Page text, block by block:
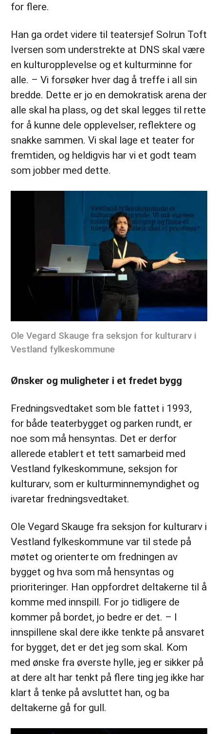
for flere.
Han ga ordet videre til teatersjef Solrun Toft
Iversen som understrekte at DNS skal være
en kulturopplevelse og et kulturminne for
alle. – Vi forsøker hver dag å treffe i all sin
bredde. Dette er jo en demokratisk arena der
alle skal ha plass, og det skal legges til rette
for å kunne dele opplevelser, reflektere og
snakke sammen. Vi skal lage et teater for
fremtiden, og heldigvis har vi et godt team
som jobber med dette.
Ole Vegard Skauge fra seksjon for kulturarv i
Vestland fylkeskommune
Ønsker og muligheter i et fredet bygg
Fredningsvedtaket som ble fattet i 1993,
for både teaterbygget og parken rundt, er
noe som må hensyntas. Det er derfor
allerede etablert et tett samarbeid med
Vestland fylkeskommune, seksjon for
kulturarv, som er kulturminnemyndighet og
ivaretar fredningsvedtaket.
Ole Vegard Skauge fra seksjon for kulturarv i
Vestland fylkeskommune var til stede på
møtet og orienterte om fredningen av
bygget og hva som må hensyntas og
prioriteringer. Han oppfordret deltakerne til å
komme med innspill. For jo tidligere de
kommer på bordet, jo bedre er det. – I
innspillene skal dere ikke tenkte på ansvaret
for bygget, det er det jeg som skal. Kom
med ønske fra øverste hylle, jeg er sikker på
at dere alt har tenkt på flere ting jeg ikke har
klart å tenke på avsluttet han, og ba
deltakerne gå for gull.